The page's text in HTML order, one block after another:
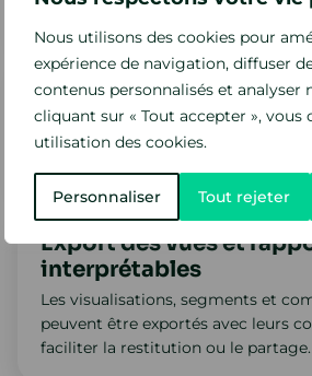
Nous utilisons des cookies pour
expérience de navigation, diffuser
contenus personnalisés et analyser
cliquant sur « Tout accepter », vous
utilisation des cookies.
Personnaliser Tout rejeter
Structuration guidée
L’utilisateur est assisté dans la
regroupements et des axes
paramétrage complexes ni script à
Export des vues et
interprétables
Les visualisations, segments et
peuvent être exportés avec leurs
faciliter la restitution ou le partage.